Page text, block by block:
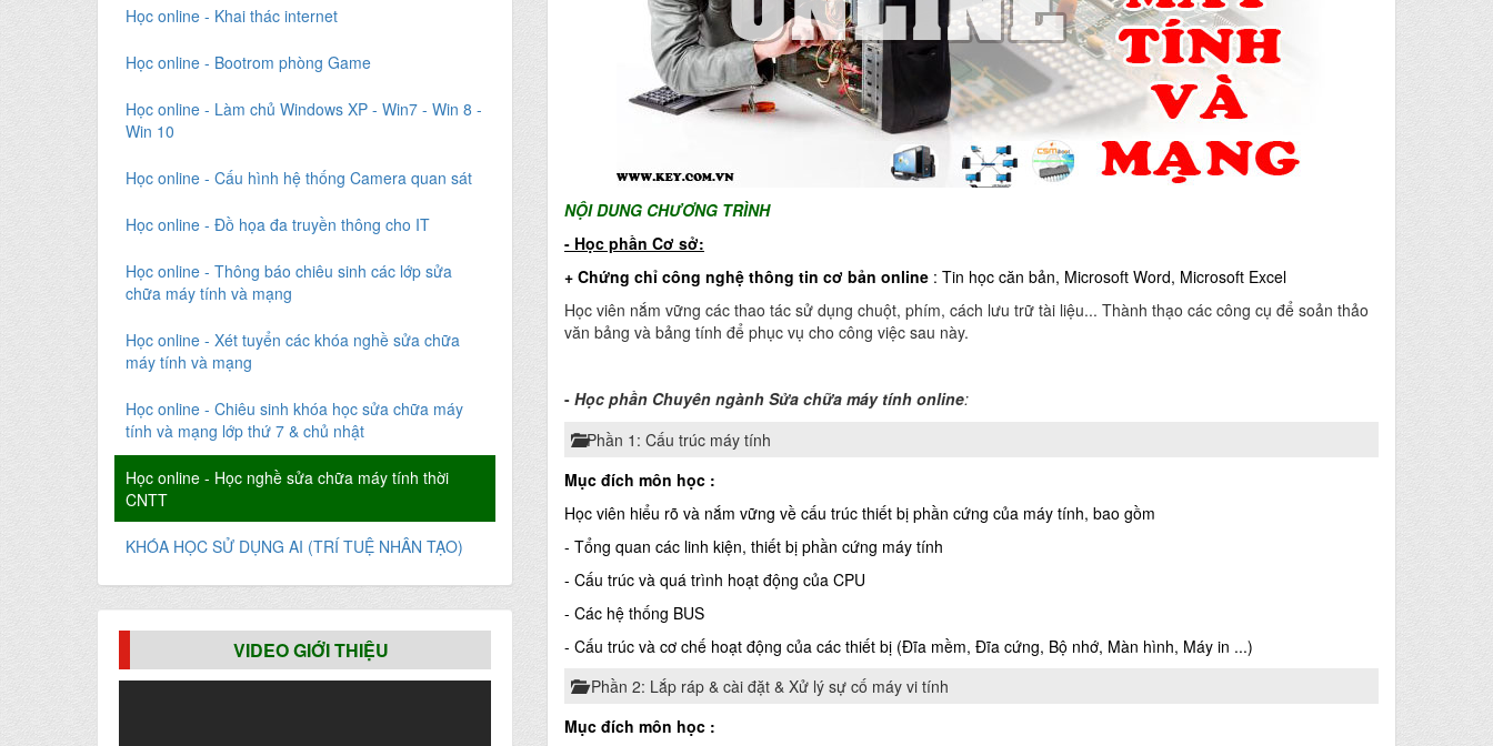
Học online - Khai thác internet
Học online - Bootrom phòng Game
Học online - Làm chủ Windows XP - Win7 - Win 8 -
Win 10
Học online - Cấu hình hệ thống Camera quan sát
Học online - Đồ họa đa truyền thông cho IT
Học online - Thông báo chiêu sinh các lớp sửa
chữa máy tính và mạng
Học online - Xét tuyển các khóa nghề sửa chữa
máy tính và mạng
Học online - Chiêu sinh khóa học sửa chữa máy
tính và mạng lớp thứ 7 & chủ nhật
Học online - Học nghề sửa chữa máy tính thời
CNTT
KHÓA HỌC SỬ DỤNG AI (TRÍ TUỆ NHÂN TẠO)
VIDEO GIỚI THIỆU
NỘI DUNG CHƯƠNG TRÌNH
- Học phần Cơ sở:
+ Chứng chỉ công nghệ thông tin cơ bản online : Tin học căn bản, Microsoft Word, Microsoft Excel
Học viên nắm vững các thao tác sử dụng chuột, phím, cách lưu trữ tài liệu... Thành thạo các công cụ để soản thảo
văn bảng và bảng tính để phục vụ cho công việc sau này.
- Học phần Chuyên ngành Sửa chữa máy tính online:
Phần 1: Cấu trúc máy tính
Mục đích môn học :
Học viên hiểu rõ và nắm vững về cấu trúc thiết bị phần cứng của máy tính, bao gồm
- Tổng quan các linh kiện, thiết bị phần cứng máy tính
- Cấu trúc và quá trình hoạt động của CPU
- Các hệ thống BUS
- Cấu trúc và cơ chế hoạt động của các thiết bị (Đĩa mềm, Đĩa cứng, Bộ nhớ, Màn hình, Máy in ...)
Phần 2: Lắp ráp & cài đặt & Xử lý sự cố máy vi tính
Mục đích môn học :